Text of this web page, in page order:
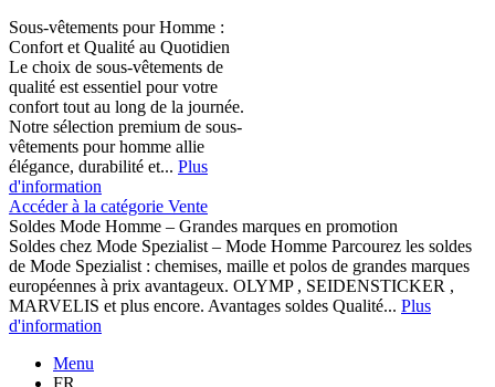
Sous-vêtements pour Homme :
Confort et Qualité au Quotidien
Le choix de sous-vêtements de
qualité est essentiel pour votre
confort tout au long de la journée.
Notre sélection premium de sous-
vêtements pour homme allie
élégance, durabilité et... Plus
d'information
Accéder à la catégorie Vente
Soldes Mode Homme – Grandes marques en promotion
Soldes chez Mode Spezialist – Mode Homme Parcourez les soldes
de Mode Spezialist : chemises, maille et polos de grandes marques
européennes à prix avantageux. OLYMP , SEIDENSTICKER ,
MARVELIS et plus encore. Avantages soldes Qualité... Plus
d'information
Menu
FR